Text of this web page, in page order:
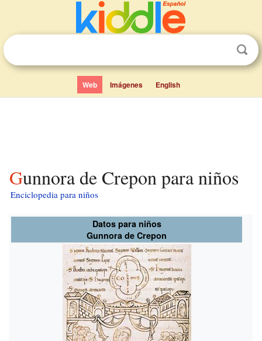
Web Imágenes English
Gunnora de Crepon para niños
Enciclopedia para niños
Datos para niños
Gunnora de Crepon